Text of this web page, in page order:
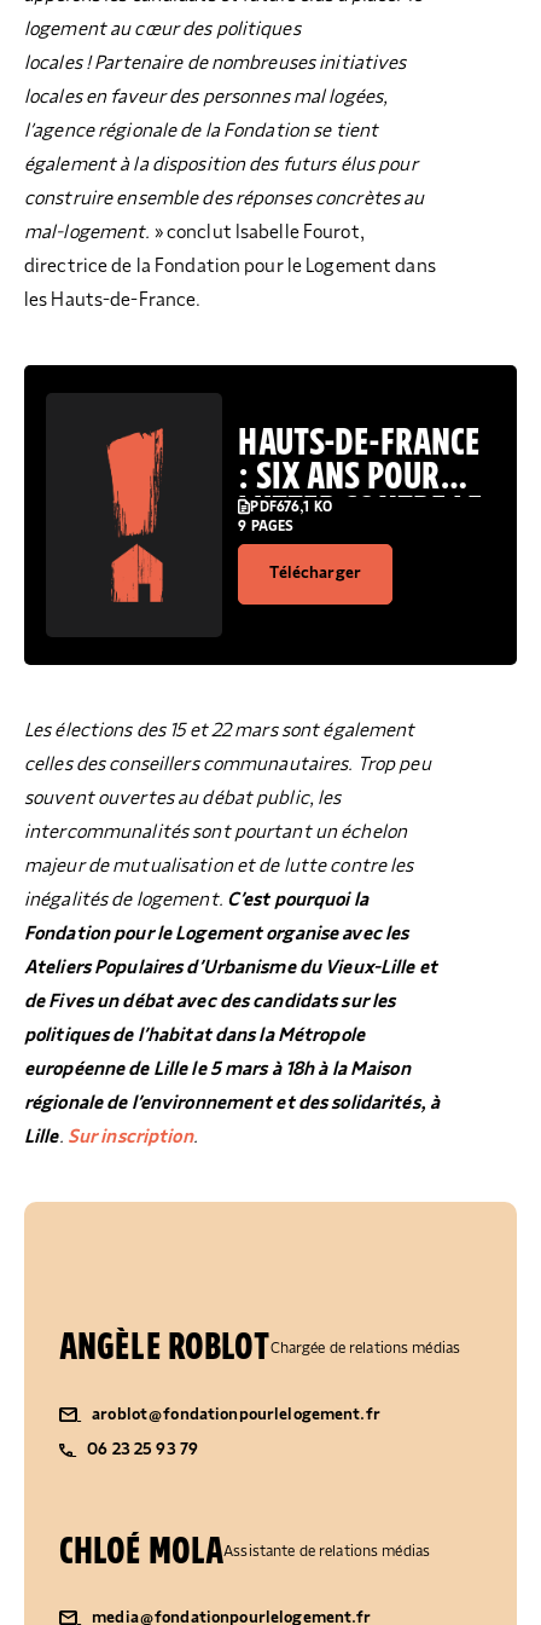
logement au cœur des politiques
locales !Partenaire de nombreuses initiatives
locales en faveur des personnes mal logées,
l’agence régionale de la Fondation se tient
également à la disposition des futurs élus pour
construire ensemble des réponses concrètes au
mal-logement. » conclut Isabelle Fourot,
directrice de la Fondation pour le Logement dans
les Hauts-de-France.
HAUTS-DE-FRANCE
: SIX ANS POUR
LUTTER CONTRE LE
MAL-LOGEMENT
PDF676,1 KO
9 PAGES
Télécharger
Les élections des 15 et 22 mars sont également
celles des conseillers communautaires. Trop peu
souvent ouvertes au débat public, les
intercommunalités sont pourtant un échelon
majeur de mutualisation et de lutte contre les
inégalités de logement. C’est pourquoi la
Fondation pour le Logement organise avec les
Ateliers Populaires d’Urbanisme du Vieux-Lille et
de Fives un débat avec des candidats sur les
politiques de l’habitat dans la Métropole
européenne de Lille le 5 mars à 18h à la Maison
régionale de l’environnement et des solidarités, à
Lille. Sur inscription.
ANGÈLE ROBLOTChargée de relations médias
aroblot@fondationpourlelogement.fr
06 23 25 93 79
CHLOÉ MOLAAssistante de relations médias
media@fondationpourlelogement.fr